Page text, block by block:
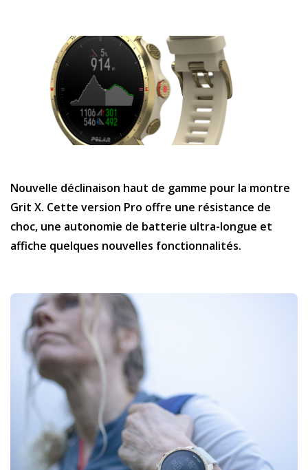
Nouvelle déclinaison haut de gamme pour la montre
Grit X. Cette version Pro offre une résistance de
choc, une autonomie de batterie ultra-longue et
affiche quelques nouvelles fonctionnalités.